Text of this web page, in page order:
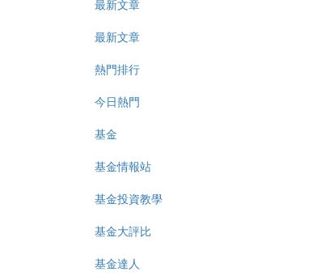
最新文章
最新文章
熱門排行
今日熱門
基金
基金情報站
基金投資教學
基金大評比
基金達人